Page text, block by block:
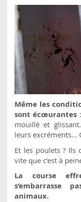
Même les
sont écœurantes
mouillé et
leurs excréments...
Et les poulets ?
vite que c’est à
La course
s’embarrasse
animaux.